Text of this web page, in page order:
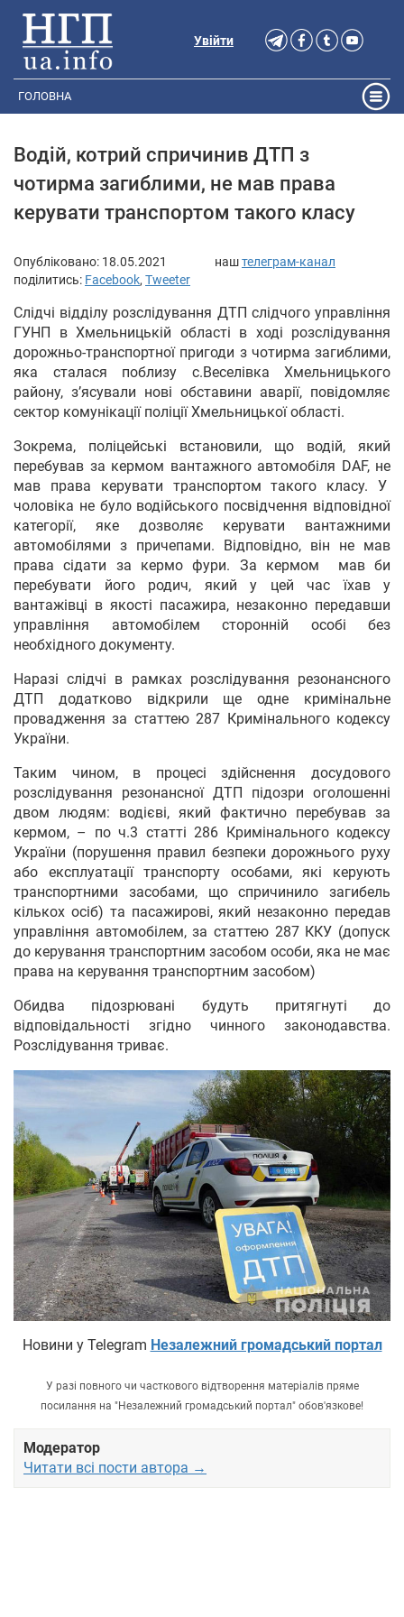
Увійти
ГОЛОВНА
Водій, котрий спричинив ДТП з
чотирма загиблими, не мав права
керувати транспортом такого класу
Опубліковано: 18.05.2021 наштелеграм-канал
поділитись: Facebook, Tweeter
Слідчі відділу розслідування ДТП слідчого управління
ГУНП в Хмельницькій області в ході розслідування
дорожньо-транспортної пригоди з чотирма загиблими,
яка сталася поблизу с.Веселівка Хмельницького
району, з’ясували нові обставини аварії, повідомляє
сектор комунікації поліції Хмельницької області.
Зокрема, поліцейські встановили, що водій, який
перебував за кермом вантажного автомобіля DAF, не
мав права керувати транспортом такого класу. У
чоловіка не було водійського посвідчення відповідної
категорії, яке дозволяє керувати вантажними
автомобілями з причепами. Відповідно, він не мав
права сідати за кермо фури. За кермом мав би
перебувати його родич, який у цей час їхав у
вантажівці в якості пасажира, незаконно передавши
управління автомобілем сторонній особі без
необхідного документу.
Наразі слідчі в рамках розслідування резонансного
ДТП додатково відкрили ще одне кримінальне
провадження за статтею 287 Кримінального кодексу
України.
Таким чином, в процесі здійснення досудового
розслідування резонансної ДТП підозри оголошенні
двом людям: водієві, який фактично перебував за
кермом, – по ч.3 статті 286 Кримінального кодексу
України (порушення правил безпеки дорожнього руху
або експлуатації транспорту особами, які керують
транспортними засобами, що спричинило загибель
кількох осіб) та пасажирові, який незаконно передав
управління автомобілем, за статтею 287 ККУ (допуск
до керування транспортним засобом особи, яка не має
права на керування транспортним засобом)
Обидва підозрювані будуть притягнуті до
відповідальності згідно чинного законодавства.
Розслідування триває.
Новини у Telegram Незалежний громадський портал
У разі повного чи часткового відтворення матеріалів пряме
посилання на "Незалежний громадський портал" обов'язкове!
Модератор
Читати всі пости автора →